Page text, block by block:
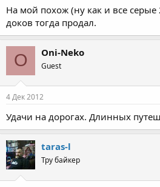
На мой похож (ну как и все серые
доков тогда продал.
O Oni-Neko
Guest
4 Дек 2012
Удачи на дорогах. Длинных
taras-l
Тру байкер